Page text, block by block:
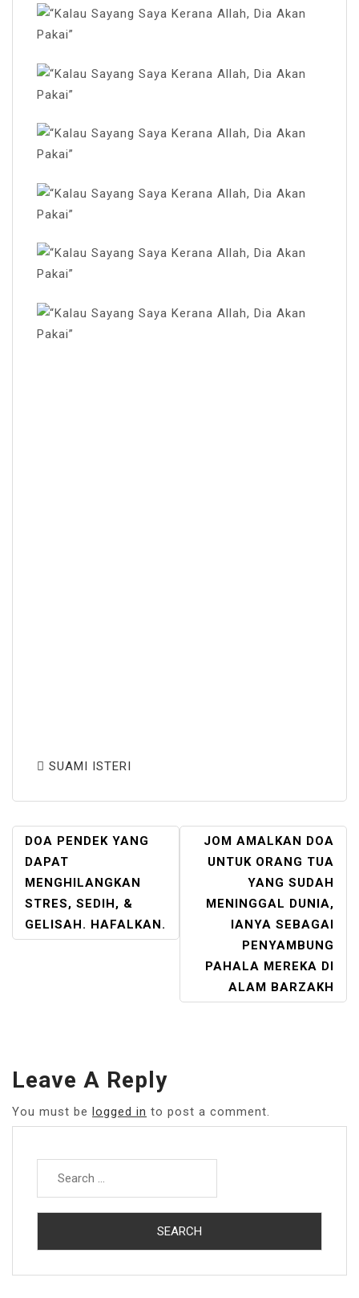
SUAMI ISTERI
POST
NAVIGATION
DOA PENDEK YANG
DAPAT
MENGHILANGKAN
STRES, SEDIH, &
GELISAH. HAFALKAN.
JOM AMALKAN DOA
UNTUK ORANG TUA
YANG SUDAH
MENINGGAL DUNIA,
IANYA SEBAGAI
PENYAMBUNG
PAHALA MEREKA DI
ALAM BARZAKH
Leave A Reply
You must be logged in to post a comment.
Search